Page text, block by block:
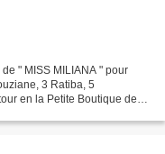
" MISS MILIANA " pour
3 Ratiba, 5
en la Petite Boutique de